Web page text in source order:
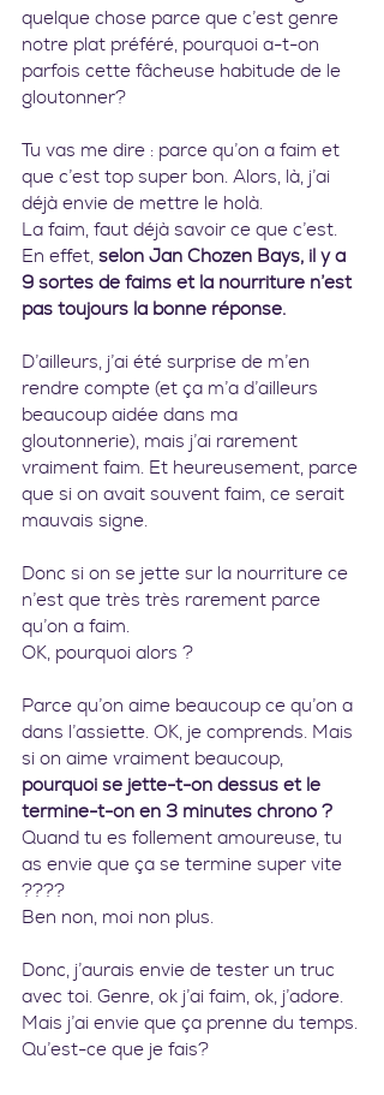
quelque chose parce que c’est genre
notre plat préféré, pourquoi a-t-on
parfois cette fâcheuse habitude de le
gloutonner?
Tu vas me dire : parce qu’on a faim et
que c’est top super bon. Alors, là, j’ai
déjà envie de mettre le holà.
La faim, faut déjà savoir ce que c’est.
En effet, selon Jan Chozen Bays, il y a
9 sortes de faims et la nourriture n’est
pas toujours la bonne réponse.
D’ailleurs, j’ai été surprise de m’en
rendre compte (et ça m’a d’ailleurs
beaucoup aidée dans ma
gloutonnerie), mais j’ai rarement
vraiment faim. Et heureusement, parce
que si on avait souvent faim, ce serait
mauvais signe.
Donc si on se jette sur la nourriture ce
n’est que très très rarement parce
qu’on a faim.
OK, pourquoi alors ?
Parce qu’on aime beaucoup ce qu’on a
dans l’assiette. OK, je comprends. Mais
si on aime vraiment beaucoup,
pourquoi se jette-t-on dessus et le
termine-t-on en 3 minutes chrono ?
Quand tu es follement amoureuse, tu
as envie que ça se termine super vite
????
Ben non, moi non plus.
Donc, j’aurais envie de tester un truc
avec toi. Genre, ok j’ai faim, ok, j’adore.
Mais j’ai envie que ça prenne du temps.
Qu’est-ce que je fais?